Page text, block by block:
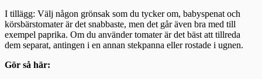
I tillägg: Välj någon grönsak som du tycker om, babyspenat och
körsbärstomater är det snabbaste, men det går även bra med till
exempel paprika. Om du använder tomater är det bäst att tillreda
dem separat, antingen i en annan stekpanna eller rostade i ugnen.
Gör så här: